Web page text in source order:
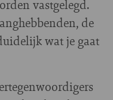
vastgelegd.
de
wat je gaat